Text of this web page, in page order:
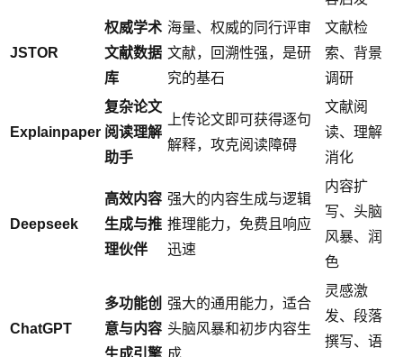
JSTOR
权威学术
文献数据
库
海量、权威的同行评审
文献，回溯性强，是研
究的基石
文献检
索、背景
调研
Explainpaper
复杂论文
阅读理解
助手
上传论文即可获得逐句
解释，攻克阅读障碍
文献阅
读、理解
消化
Deepseek
高效内容
生成与推
理伙伴
强大的内容生成与逻辑
推理能力，免费且响应
迅速
内容扩
写、头脑
风暴、润
色
ChatGPT
多功能创
意与内容
强大的通用能力，适合
头脑风暴和初步内容生
灵感激
发、段落
撰写、语